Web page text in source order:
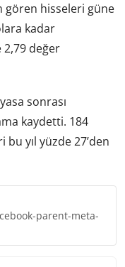
gören hisseleri güne
kadar
2,79 değer
sonrası
kaydetti. 184
yıl yüzde 27’den
parent-meta-